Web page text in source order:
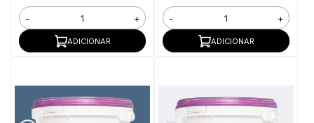
- +
ADICIONAR
- +
ADICIONAR